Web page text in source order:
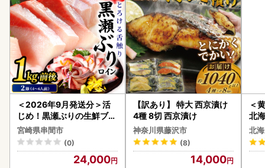
＜2026年9月発送分＞活
じめ！黒瀬ぶりの生鮮ブリ
ロイン2節（1.0kg前後）_
K001-012-2609
宮崎県串間市
(0)
24,000
【訳あり】 特大 西京漬け
4種 8切 西京漬け
神奈川県藤沢市
(8)
14,000
＜
北
北